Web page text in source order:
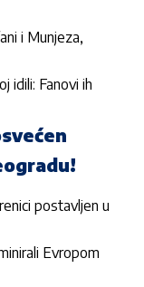
i Munjeza,
idili: Fanovi ih
postavljen u
Evropom